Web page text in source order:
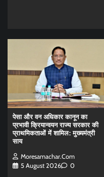
पेसा और वन अधिकार कानून का
प्रभावी क्रियान्वयन राज्य सरकार की
प्राथमिकताओं में शामिल: मुख्यमंत्री
साय
Moresamachar.com
5 August 2026
0